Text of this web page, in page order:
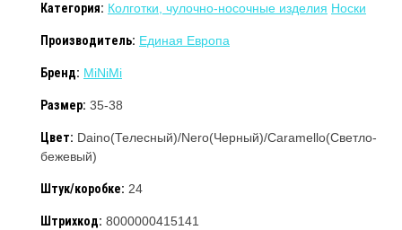
Категория: Колготки, чулочно-носочные изделия Носки
Производитель: Единая Европа
Бренд: MiNiMi
Размер: 35-38
Цвет: Daino(Телесный)/Nero(Черный)/Caramello(Светло-
бежевый)
Штук/коробке: 24
Штрихкод: 8000000415141